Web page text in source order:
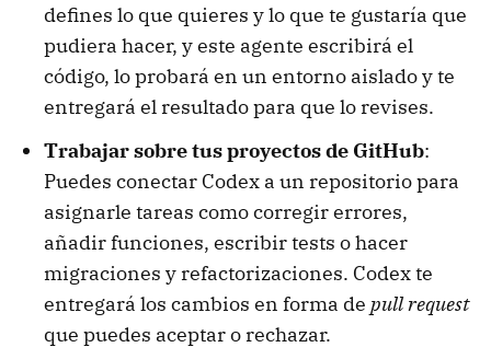
defines lo que quieres y lo que te gustaría que
pudiera hacer, y este agente escribirá el
código, lo probará en un entorno aislado y te
entregará el resultado para que lo revises.
Trabajar sobre tus proyectos de GitHub:
Puedes conectar Codex a un repositorio para
asignarle tareas como corregir errores,
añadir funciones, escribir tests o hacer
migraciones y refactorizaciones. Codex te
entregará los cambios en forma de pull request
que puedes aceptar o rechazar.